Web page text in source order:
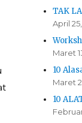
TAK
April
Maret
10
Maret
10